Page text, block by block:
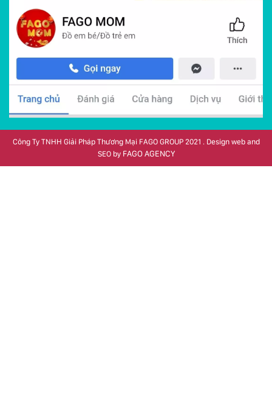
Công Ty TNHH Giải Pháp Thương Mại FAGO GROUP 2021 . Design web and
SEO by FAGO AGENCY